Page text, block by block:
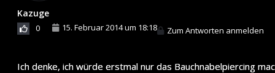
Kazuge
0 15. Februar 2014 um 18:18 Zum Antworten anmelden
Ich denke, ich würde erstmal nur das Bauchnabelpiercing